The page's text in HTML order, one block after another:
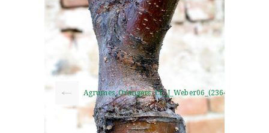
Agrumes_Orangers_CL_J_Weber06_(23649303726)